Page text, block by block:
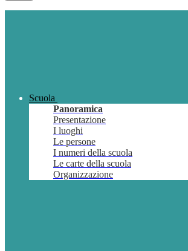
Scuola
Panoramica
Presentazione
I luoghi
Le persone
I numeri della scuola
Le carte della scuola
Organizzazione